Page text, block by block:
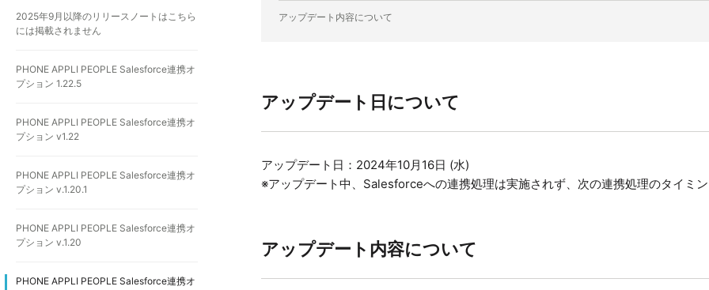
アップデート内容について
アップデート日について
アップデート日：2024年10月16日 (水)
※アップデート中、Salesforceへの連携処理は実施されず、次の連携処理のタイミン
アップデート内容について
2025年9月以降のリリースノートはこちら
には掲載されません
PHONE APPLI PEOPLE Salesforce連携オ
プション 1.22.5
PHONE APPLI PEOPLE Salesforce連携オ
プション v1.22
PHONE APPLI PEOPLE Salesforce連携オ
プション v.1.20.1
PHONE APPLI PEOPLE Salesforce連携オ
プション v.1.20
PHONE APPLI PEOPLE Salesforce連携オ